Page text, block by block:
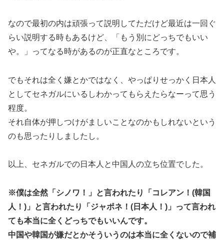
なので最初の内は頑張って説明してただけど最近は一回ぐ
らい説明する時もあるけど、「もう別にどっちでもいい
や。」ってなる時があるのが正直なところです。
でもそれは全く嫌とかではなく、やっぱりせっかく日本人
としてセネガルにいるしわかってもらえたらなーって思う
程度。
それ自体が押しつけがましいことなのかもしれないという
のも思ったりしましたし。
以上、セネガルでの日本人と中国人の立ち位置でした。
※僕は全然「シノワ！」と言われたり「コレアン！(韓国
人！)」と言われたり「ジャポネ！(日本人！)」って言われ
ても本当に全くどっちでもいいんです。
中国や韓国が嫌だとかそういうのは本当に全くないので補